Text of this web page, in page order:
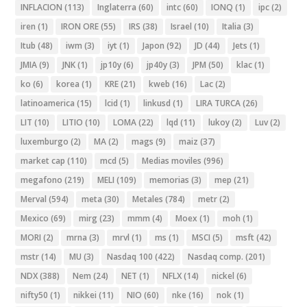
INFLACION (113) Inglaterra (60) intc(60) IONQ (1) ipc(2)
iren (1) IRON ORE(55) IRS (38) Israel (10) Italia (3)
Itub (48) iwm (3) iyt (1) Japon (92) JD (44) Jets (1)
JMIA(9) JNK(1) jp10y(6) jp40y(3) JPM (50) klac(1)
ko (6) korea (1) KRE(21) kweb (16) Lac(2)
latinoamerica (15) lcid (1) linkusd (1) LIRA TURCA(26)
LIT (10) LITIO (10) LOMA(22) lqd (11) lukoy(2) Luv(2)
luxemburgo (2) MA(2) mags (9) maiz (37)
market cap (110) mcd (5) Medias moviles (996)
megafono (219) MELI (109) memorias (3) mep (21)
Merval (594) meta (30) Metales (784) metr(2)
Mexico (69) mirg (23) mmm (4) Moex (1) moh (1)
MORI (2) mrna (3) mrvl (1) ms (1) MSCI (5) msft (42)
mstr(14) MU (3) Nasdaq 100 (422) Nasdaq comp. (201)
NDX(388) Nem (24) NET (1) NFLX(14) nickel (6)
nifty50 (1) nikkei (11) NIO (60) nke (16) nok(1)